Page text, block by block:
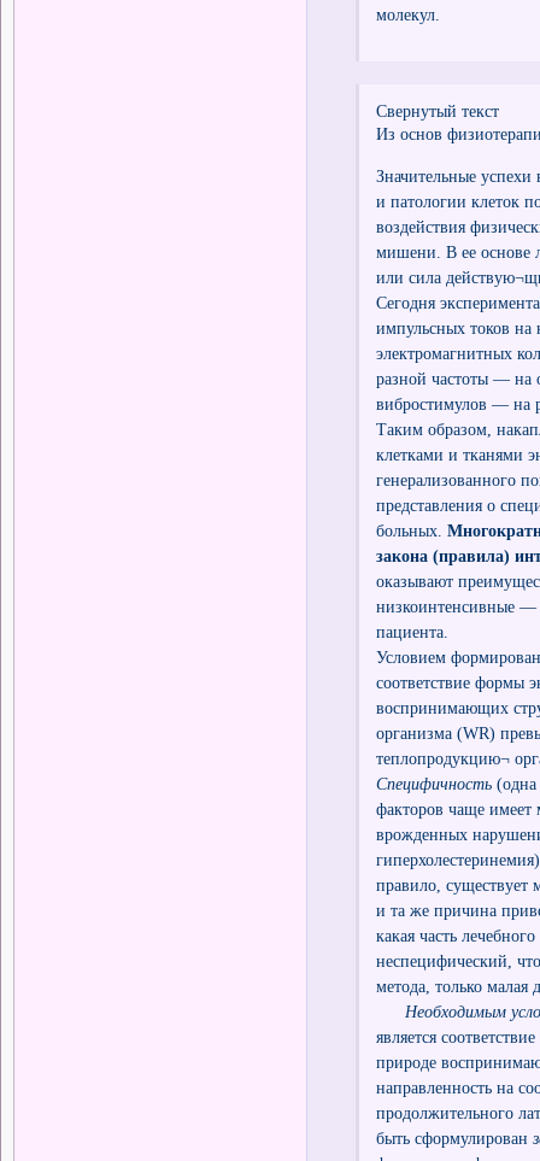
молекул.
Свернутый текст
Из основ
Значительные
и патологии клеток
воздействия
мишени. В ее основе
или сила
Сегодня
импульсных токов на
электромагнитных
разной частоты — на
вибростимулов — на
Таким образом,
клетками и тканями
генерализованного
представления о
больных.
закона (правила)
оказывают
низкоинтенсивные —
пациента.
Условием
соответствие формы
воспринимающих
организма (WR)
теплопродукцию¬
Специфичность
факторов чаще имеет
врожденных
правило, существует
и та же причина
какая часть
неспецифический,
метода, только малая
Необходимым
является
природе
направленность на
продолжительного
быть сформулирован